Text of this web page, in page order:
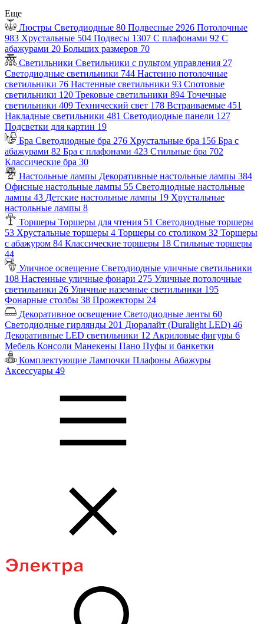
Еще
Люстры Светодиодные 80 Подвесные 2926 Потолочные
983 Хрустальные 504 Подвесы 1307 С плафонами 92 С
абажурами 20 Больших размеров 70
Светильники Светильники с пультом управления 27
Светодиодные светильники 744 Настенно потолочные
светильники 76 Настенные светильники 93 Спотовые
светильники 120 Трековые светильники 894 Точечные
светильники 409 Технический свет 178 Встраиваемые 451
Накладные светильники 481 Светодиодные панели 127
Подсветки для картин 19
Бра Светодиодные бра 276 Хрустальные бра 156 Бра с
абажурами 82 Бра с плафонами 423 Стильные бра 702
Классические бра 30
Настольные лампы Декоративные настольные лампы 384
Офисные настольные лампы 55 Светодиодные настольные
лампы 43 Детские настольные лампы 19 Хрустальные
настольные лампы 8
Торшеры Торшеры для чтения 51 Светодиодные торшеры
53 Хрустальные торшеры 4 Торшеры со столиком 32 Торшеры
с абажуром 84 Классические торшеры 18 Стильные торшеры
44
Уличное освещение Светодиодные уличные светильники
108 Настенные уличные фонари 275 Уличные потолочные
светильники 26 Уличные наземные светильники 195
Фонарные столбы 38 Прожекторы 24
Декоративное освещение Светодиодные ленты 60
Светодиодные гирлянды 201 Дюралайт (Duralight LED) 46
Декоративные LED светильники 12 Акриловые фигуры 6
Мебель Консоли Манекены Пано Пуфы и банкетки
Комплектующие Лампочки Плафоны Абажуры
Аксессуары 49